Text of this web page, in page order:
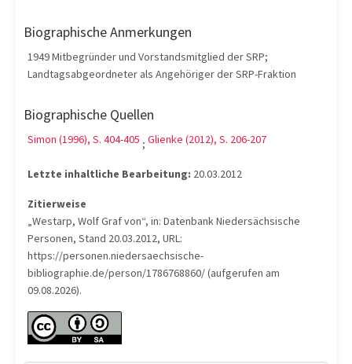
Biographische Anmerkungen
1949 Mitbegründer und Vorstandsmitglied der SRP;
Landtagsabgeordneter als Angehöriger der SRP-Fraktion
Biographische Quellen
Simon (1996), S. 404-405 ; Glienke (2012), S. 206-207
Letzte inhaltliche Bearbeitung: 20.03.2012
Zitierweise
„Westarp, Wolf Graf von“, in: Datenbank Niedersächsische
Personen, Stand 20.03.2012, URL:
https://personen.niedersaechsische-
bibliographie.de/person/1786768860/ (aufgerufen am
09.08.2026).